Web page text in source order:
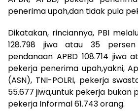
penerima upah,dan tidak pula
Dikatakan, rinciannya, PBI
128.798 jiwa atau 35
pendanaan APBD 108.714 jiwa
pekerja penerima upah,yakni,
(ASN), TNI-POLRI, pekerja
55.677 jiwa,untuk pekerja bukan
pekerja Informal 61.743 orang.